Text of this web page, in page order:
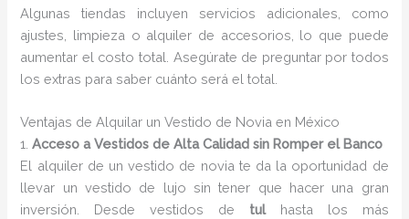
Algunas tiendas incluyen servicios adicionales, como
ajustes, limpieza o alquiler de accesorios, lo que puede
aumentar el costo total. Asegúrate de preguntar por todos
los extras para saber cuánto será el total.
Ventajas de Alquilar un Vestido de Novia en México
1.Acceso a Vestidos de Alta Calidad sin Romper el Banco
El alquiler de un vestido de novia te da la oportunidad de
llevar un vestido de lujo sin tener que hacer una gran
inversión. Desde vestidos de tulhasta los más